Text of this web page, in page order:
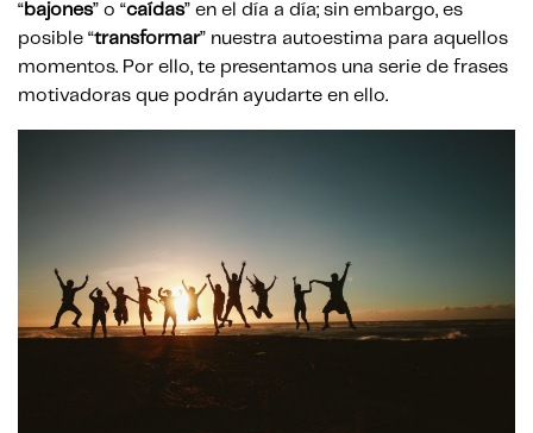
“bajones” o “caídas” en el día a día; sin embargo, es
posible “transformar” nuestra autoestima para aquellos
momentos. Por ello, te presentamos una serie de frases
motivadoras que podrán ayudarte en ello.